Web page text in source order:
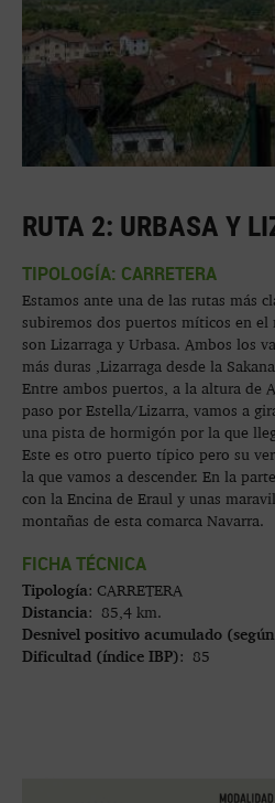
RUTA 2: URBASA Y
TIPOLOGÍA: CARRETERA
Estamos ante una de las rutas más
subiremos dos puertos míticos en
son Lizarraga y Urbasa. Ambos los
más duras ,Lizarraga desde la
Entre ambos puertos, a la altura de
paso por Estella/Lizarra, vamos a
una pista de hormigón por la que
Este es otro puerto típico pero su
la que vamos a descender. En la
con la Encina de Eraul y unas
montañas de esta comarca Navarra.
FICHA TÉCNICA
Tipología: CARRETERA
Distancia: 85,4 km.
Desnivel positivo acumulado
Dificultad (índice IBP): 85